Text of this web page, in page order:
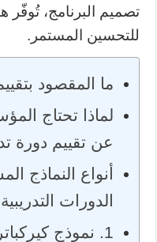
تصميم البرنامج،
للتحسين المستمر.
ما المقصود
لماذا تحتاج
عن تقييم دورة
أنواع النماذج
الدورات التدريبية